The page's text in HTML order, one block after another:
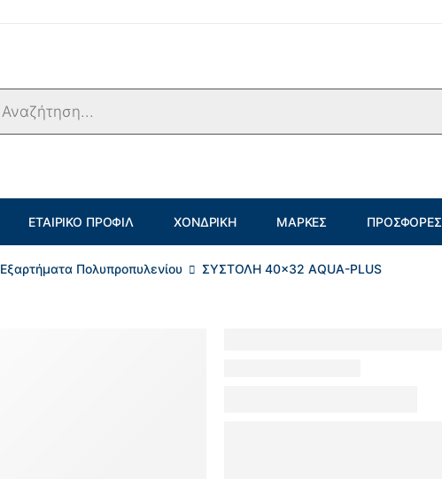
ΕΤΑΙΡΙΚΌ ΠΡΟΦΊΛ ΧΟΝΔΡΙΚΉ ΜΆΡΚΕΣ ΠΡΟΣΦΟΡΈΣ
Εξαρτήματα Πολυπροπυλενίου ΣΥΣΤΟΛΗ 40×32 AQUA-PLUS